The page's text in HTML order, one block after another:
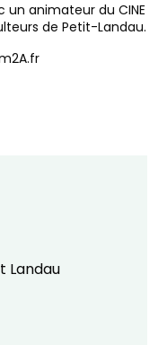
animateur du CINE
de Petit-Landau.
Landau